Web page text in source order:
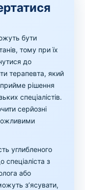
бути
тому при їх
до
терапевта, який
рішення
спеціалістів.
серйозні
углибленого
з
або
з’ясувати,